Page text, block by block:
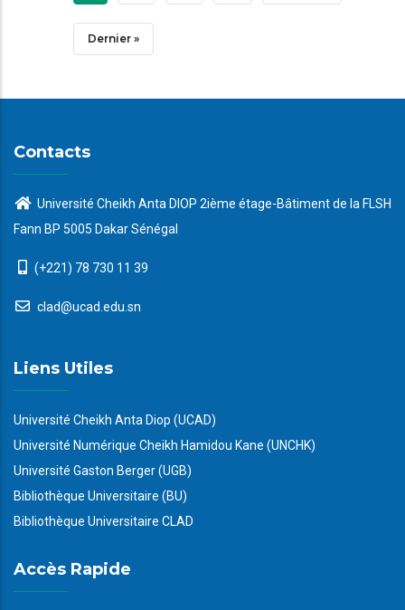
Courante
Dernière
Dernier »
Contacts
Université Cheikh Anta DIOP 2ième étage-Bâtiment de la FLSH
Fann BP 5005 Dakar Sénégal
(+221) 78 730 11 39
clad@ucad.edu.sn
Liens Utiles
Université Cheikh Anta Diop (UCAD)
Université Numérique Cheikh Hamidou Kane (UNCHK)
Université Gaston Berger (UGB)
Bibliothèque Universitaire (BU)
Bibliothèque Universitaire CLAD
Accès Rapide